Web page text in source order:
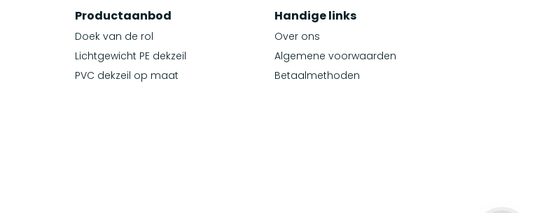
Productaanbod
Doek van de rol
Lichtgewicht PE dekzeil
PVC dekzeil op maat
Handige links
Over ons
Algemene voorwaarden
Betaalmethoden